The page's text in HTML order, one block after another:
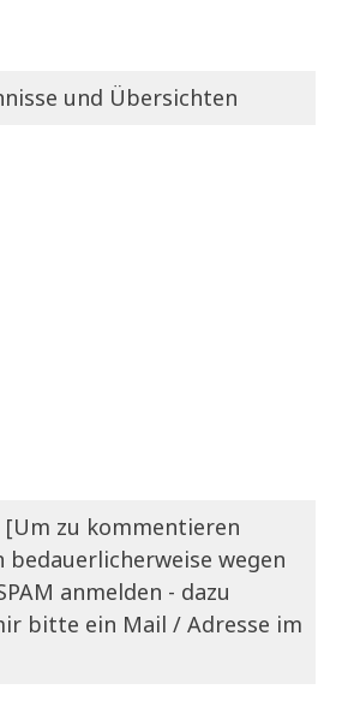
und Übersichten
[Um zu kommentieren
bedauerlicherweise wegen
anmelden - dazu
bitte ein Mail / Adresse im